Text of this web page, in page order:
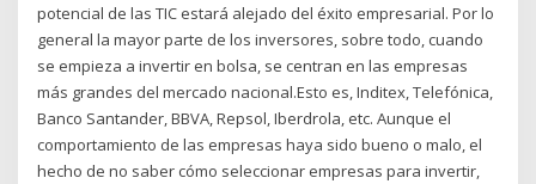
potencial de las TIC estará alejado del éxito empresarial. Por lo
general la mayor parte de los inversores, sobre todo, cuando
se empieza a invertir en bolsa, se centran en las empresas
más grandes del mercado nacional.Esto es, Inditex, Telefónica,
Banco Santander, BBVA, Repsol, Iberdrola, etc. Aunque el
comportamiento de las empresas haya sido bueno o malo, el
hecho de no saber cómo seleccionar empresas para invertir,